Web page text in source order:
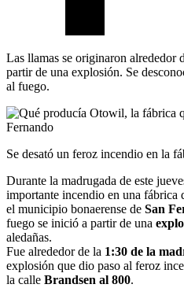
Las llamas se originaron alrededor
partir de una explosión. Se
al fuego.
Se desató un feroz incendio en la
Durante la madrugada de este
importante incendio en una fábrica
el municipio bonaerense de San
fuego se inició a partir de una
aledañas.
Fue alrededor de la 1:30 de la
explosión que dio paso al feroz
la calle Brandsen al 800.